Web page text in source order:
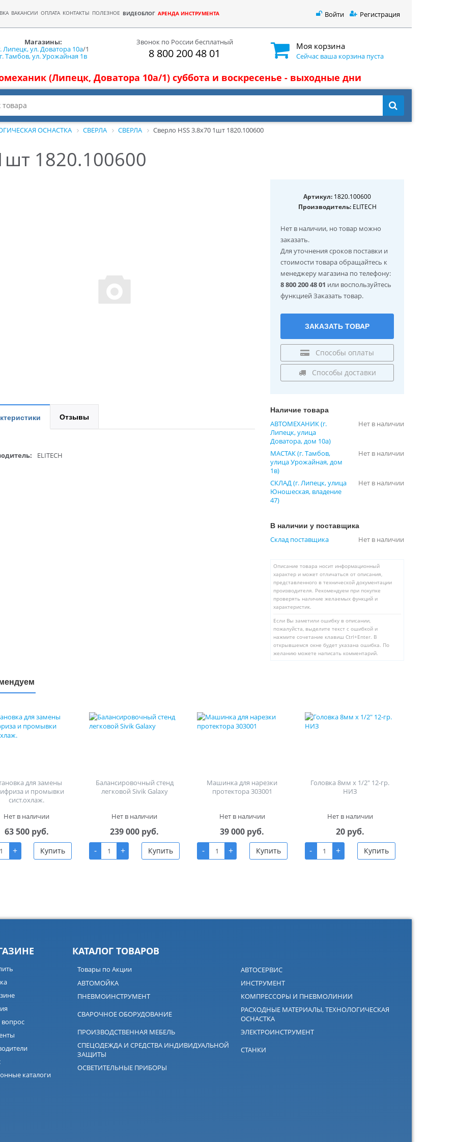
ВАКАНСИИ ОПЛАТА КОНТАКТЫ ПОЛЕЗНОЕ ВИДЕОБЛОГ АРЕНДА ИНСТРУМЕНТА Войти Регистрация
Магазины:
Липецк, ул. Доватора 10а/1
г. Тамбов, ул. Урожайная 1в
Звонок по России бесплатный
8 800 200 48 01
Моя корзина
Сейчас ваша корзина пуста
(Липецк, Доватора 10а/1) суббота и воскресенье - выходные дни
ОСНАСТКА СВЕРЛА СВЕРЛА Сверло HSS 3.8х70 1шт 1820.100600
1820.100600
Артикул: 1820.100600
Производитель:ELITECH
Нет в наличии, но товар можно
заказать.
Для уточнения сроков поставки и
стоимости товара обращайтесь к
менеджеру магазина по телефону:
8 800 200 48 01 или воспользуйтесь
функцией Заказать товар.
ЗАКАЗАТЬ ТОВАР
Способы оплаты
Способы доставки
Отзывы
ELITECH
Наличие товара
АВТОМЕХАНИК (г.
Липецк, улица
Доватора, дом 10а)
Нет в наличии
МАСТАК (г. Тамбов,
улица Урожайная, дом
1в)
Нет в наличии
СКЛАД (г. Липецк, улица
Юношеская, владение
47)
Нет в наличии
В наличии у поставщика
Склад поставщика Нет в наличии
Описание товара носит информационный
характер и может отличаться от описания,
представленного в технической документации
производителя. Рекомендуем при покупке
проверять наличие желаемых функций и
характеристик.
Если Вы заметили ошибку в описании,
пожалуйста, выделите текст с ошибкой и
нажмите сочетание клавиш Ctrl+Enter. В
открывшемся окне будет указана ошибка. По
желанию можете написать комментарий.
для замены
и промывки
сист.охлаж.
Нет в наличии
63 500 руб.
+ Купить
Балансировочный стенд
легковой Sivik Galaxy
Нет в наличии
239 000 руб.
-
+ Купить
Машинка для нарезки
протектора 303001
Нет в наличии
39 000 руб.
-
+ Купить
Головка 8мм х 1/2" 12-гр.
НИЗ
Нет в наличии
20 руб.
-
+ Купить
вопрос
каталоги
КАТАЛОГ ТОВАРОВ
Товары по Акции
АВТОСЕРВИС
АВТОМОЙКА
ИНСТРУМЕНТ
ПНЕВМОИНСТРУМЕНТ
КОМПРЕССОРЫ И ПНЕВМОЛИНИИ
СВАРОЧНОЕ ОБОРУДОВАНИЕ
РАСХОДНЫЕ МАТЕРИАЛЫ, ТЕХНОЛОГИЧЕСКАЯ
ОСНАСТКА
ПРОИЗВОДСТВЕННАЯ МЕБЕЛЬ
ЭЛЕКТРОИНСТРУМЕНТ
СПЕЦОДЕЖДА И СРЕДСТВА ИНДИВИДУАЛЬНОЙ
ЗАЩИТЫ
СТАНКИ
ОСВЕТИТЕЛЬНЫЕ ПРИБОРЫ